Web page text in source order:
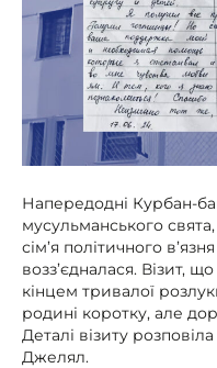
Напередодні Курбан-
мусульманського свята,
сім’я політичного
возз’єдналася. Візит,
кінцем тривалої
родині коротку, але
Деталі візиту
Джелял.